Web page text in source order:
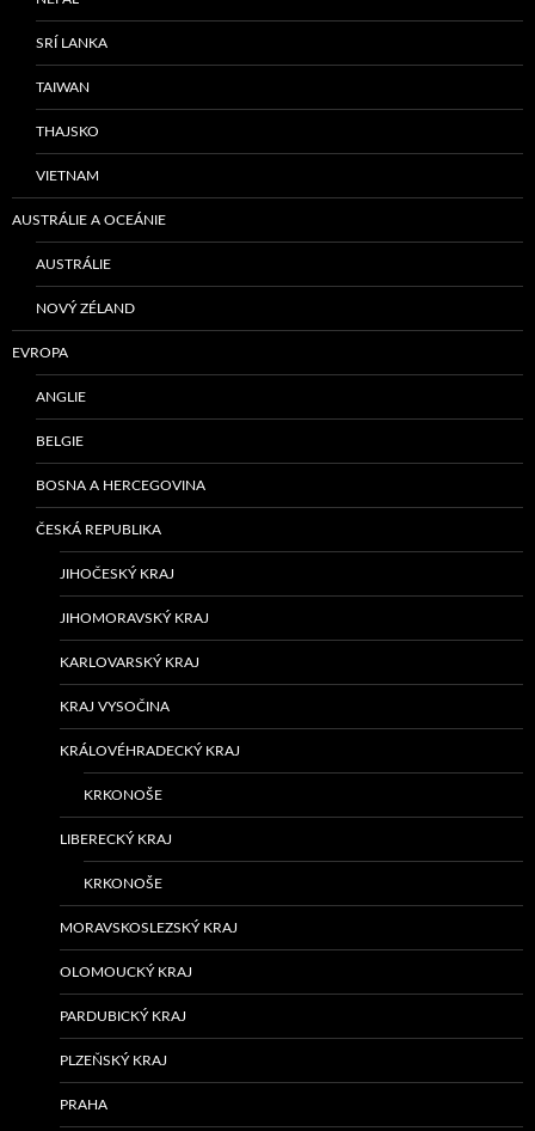
SRÍ LANKA
TAIWAN
THAJSKO
VIETNAM
AUSTRÁLIE A OCEÁNIE
AUSTRÁLIE
NOVÝ ZÉLAND
EVROPA
ANGLIE
BELGIE
BOSNA A HERCEGOVINA
ČESKÁ REPUBLIKA
JIHOČESKÝ KRAJ
JIHOMORAVSKÝ KRAJ
KARLOVARSKÝ KRAJ
KRAJ VYSOČINA
KRÁLOVÉHRADECKÝ KRAJ
KRKONOŠE
LIBERECKÝ KRAJ
KRKONOŠE
MORAVSKOSLEZSKÝ KRAJ
OLOMOUCKÝ KRAJ
PARDUBICKÝ KRAJ
PLZEŇSKÝ KRAJ
PRAHA